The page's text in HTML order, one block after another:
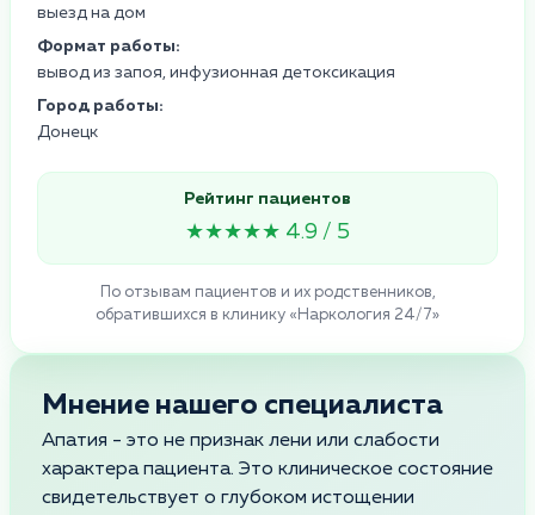
выезд на дом
Формат работы:
вывод из запоя, инфузионная детоксикация
Город работы:
Донецк
Рейтинг пациентов
★★★★★ 4.9 / 5
По отзывам пациентов и их родственников,
обратившихся в клинику «Наркология 24/7»
Мнение нашего специалиста
Апатия - это не признак лени или слабости
характера пациента. Это клиническое состояние
свидетельствует о глубоком истощении